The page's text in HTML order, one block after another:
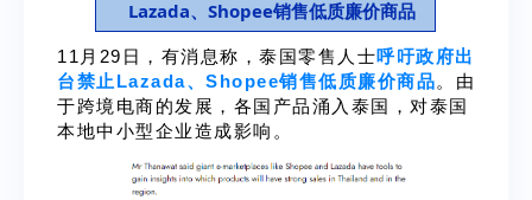
Lazada、Shopee销售低质廉价商品
11月29日，有消息称，泰国零售人士呼吁政府出
台禁止Lazada、Shopee销售低质廉价商品。由
于跨境电商的发展，各国产品涌入泰国，对泰国
本地中小型企业造成影响。